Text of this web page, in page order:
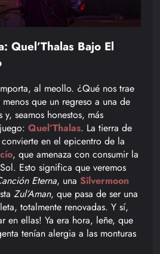
Quel’Thalas Bajo El
al meollo. ¿Qué nos trae
menos que un regreso a una de
seamos honestos, más
Quel’Thalas. La tierra de
en el epicentro de la
, que amenaza con consumir la
Esto significa que veremos
Eterna, una Silvermoon
Zul’Aman, que pasa de ser una
totalmente renovadas. Y sí,
en ellas! Ya era hora, leñe, que
tenían alergia a las monturas